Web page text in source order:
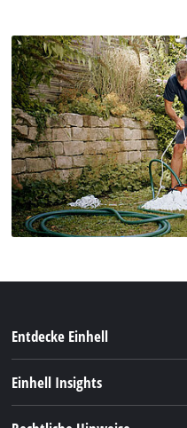
Entdecke Einhell
Einhell Insights